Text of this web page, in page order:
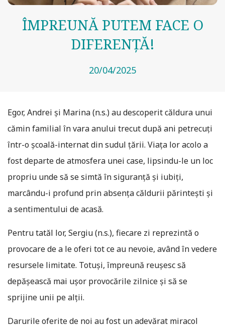
ÎMPREUNĂ PUTEM FACE O
DIFERENȚĂ!
20/04/2025
Egor, Andrei și Marina (n.s.) au descoperit căldura unui
cămin familial în vara anului trecut după ani petrecuți
într-o școală-internat din sudul țării. Viața lor acolo a
fost departe de atmosfera unei case, lipsindu-le un loc
propriu unde să se simtă în siguranță și iubiți,
marcându-i profund prin absența căldurii părintești și
a sentimentului de acasă.
Pentru tatăl lor, Sergiu (n.s.), fiecare zi reprezintă o
provocare de a le oferi tot ce au nevoie, având în vedere
resursele limitate. Totuși, împreună reușesc să
depășească mai ușor provocările zilnice și să se
sprijine unii pe alții.
Darurile oferite de noi au fost un adevărat miracol